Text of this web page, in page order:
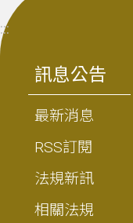
:::
訊息公告
最新消息
RSS訂閱
法規新訊
相關法規